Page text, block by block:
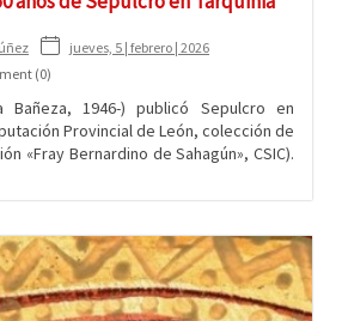
jueves, 5 | febrero | 2026
(0)
Bañeza, 1946-) publicó Sepulcro en
Provincial de León, colección de
«Fray Bernardino de Sahagún», CSIC).